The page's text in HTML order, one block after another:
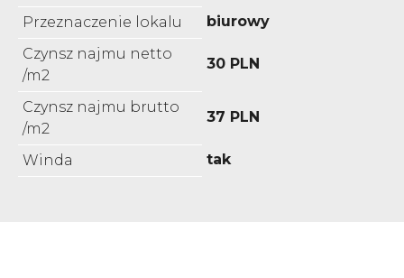
Przeznaczenie lokalu
biurowy
Czynsz najmu netto
/m2
30 PLN
Czynsz najmu brutto
/m2
37 PLN
Winda tak